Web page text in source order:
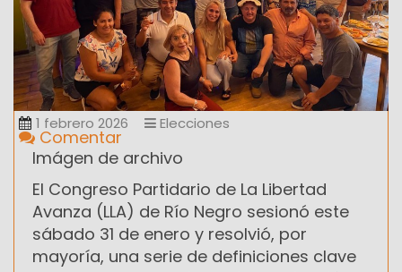
1 febrero 2026 Elecciones
Comentar
Imágen de archivo
El Congreso Partidario de La Libertad
Avanza (LLA) de Río Negro sesionó este
sábado 31 de enero y resolvió, por
mayoría, una serie de definiciones clave